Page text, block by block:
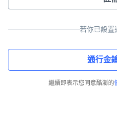
若你已設置
通行金
繼續即表示您同意酷澎的